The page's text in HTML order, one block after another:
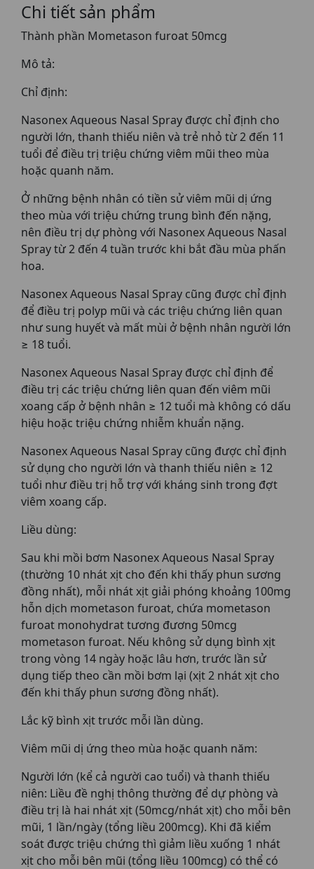
Chi tiết sản phẩm
Thành phần Mometason furoat 50mcg
Mô tả:
Chỉ định:
Nasonex Aqueous Nasal Spray được chỉ định cho
người lớn, thanh thiếu niên và trẻ nhỏ từ 2 đến 11
tuổi để điều trị triệu chứng viêm mũi theo mùa
hoặc quanh năm.
Ở những bệnh nhân có tiền sử viêm mũi dị ứng
theo mùa với triệu chứng trung bình đến nặng,
nên điều trị dự phòng với Nasonex Aqueous Nasal
Spray từ 2 đến 4 tuần trước khi bắt đầu mùa phấn
hoa.
Nasonex Aqueous Nasal Spray cũng được chỉ định
để điều trị polyp mũi và các triệu chứng liên quan
như sung huyết và mất mùi ở bệnh nhân người lớn
≥ 18 tuổi.
Nasonex Aqueous Nasal Spray được chỉ định để
điều trị các triệu chứng liên quan đến viêm mũi
xoang cấp ở bệnh nhân ≥ 12 tuổi mà không có dấu
hiệu hoặc triệu chứng nhiễm khuẩn nặng.
Nasonex Aqueous Nasal Spray cũng được chỉ định
sử dụng cho người lớn và thanh thiếu niên ≥ 12
tuổi như điều trị hỗ trợ với kháng sinh trong đợt
viêm xoang cấp.
Liều dùng:
Sau khi mồi bơm Nasonex Aqueous Nasal Spray
(thường 10 nhát xịt cho đến khi thấy phun sương
đồng nhất), mỗi nhát xịt giải phóng khoảng 100mg
hỗn dịch mometason furoat, chứa mometason
furoat monohydrat tương đương 50mcg
mometason furoat. Nếu không sử dụng bình xịt
trong vòng 14 ngày hoặc lâu hơn, trước lần sử
dụng tiếp theo cần mồi bơm lại (xịt 2 nhát xịt cho
đến khi thấy phun sương đồng nhất).
Lắc kỹ bình xịt trước mỗi lần dùng.
Viêm mũi dị ứng theo mùa hoặc quanh năm:
Người lớn (kể cả người cao tuổi) và thanh thiếu
niên: Liều đề nghị thông thường để dự phòng và
điều trị là hai nhát xịt (50mcg/nhát xịt) cho mỗi bên
mũi, 1 lần/ngày (tổng liều 200mcg). Khi đã kiểm
soát được triệu chứng thì giảm liều xuống 1 nhát
xịt cho mỗi bên mũi (tổng liều 100mcg) có thể có